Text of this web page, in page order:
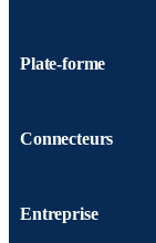
Plate-forme
Connecteurs
Entreprise